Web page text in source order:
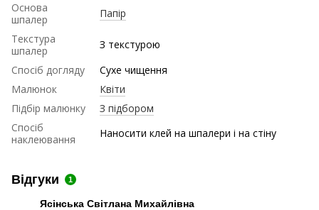
Основа
шпалер
Папір
Текстура
шпалер
З текстурою
Спосіб догляду
Сухе чищення
Малюнок
Квіти
Підбір малюнку
З підбором
Спосіб
наклеювання
Наносити клей на шпалери і на стіну
Відгуки 1
Ясінська Світлана Михайлівна